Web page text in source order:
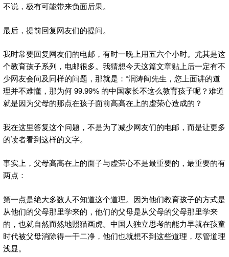
不说，极有可能带来负面后果。
最后，提前回复网友们的提问。
我时常要回复网友们的电邮，有时一晚上用五六个小时。尤其是这
个教育孩子系列，电邮很多。我猜想今天这篇文章贴上后一定有不
少网友会问及同样的问题，那就是：“润涛阎先生，您上面讲的道
理并不难懂，那为何 99.99% 的中国家长不这么教育孩子呢？难道
就是因为父母的那点在孩子面前高高在上的虚荣心造成的？
我在这里答复这个问题，不是为了减少网友们的电邮，而是让更多
的读者看到这样的文字。
事实上，父母高高在上的面子与虚荣心不是最重要的，最重要的有
两点：
第一点是绝大多数人不知道这个道理。因为他们教育孩子的方式是
从他们的父母那里学来的，他们的父母是从父母的父母那里学来
的，也就自然而然地照猫画虎。中国人独立思考的能力早就在孩童
时代被父母消除得一干二净，他们也就想不到这些道理，尽管道理
浅显。